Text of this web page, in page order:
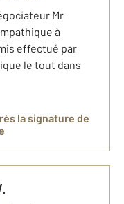
Mr
à
effectué par
le tout dans
la signature de